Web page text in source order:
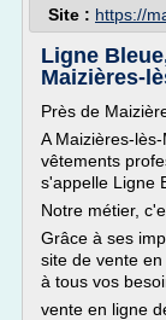
Site : https://
Ligne
Maizières-
Près de
A Maizières-
vêtements
s'appelle Ligne
Notre métier,
Grâce à ses
site de vente
à tous vos
vente en ligne